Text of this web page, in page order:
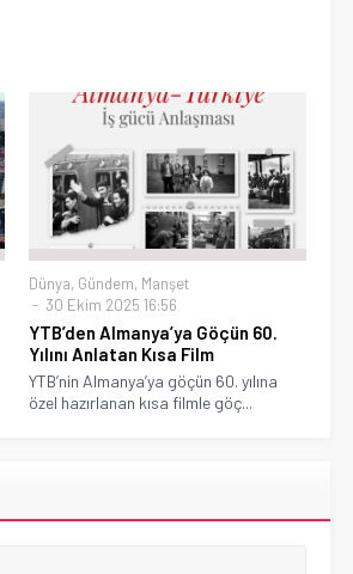
Dünya, Gündem, Manşet
30 Ekim 2025 16:56
YTB’den Almanya’ya Göçün 60.
Yılını Anlatan Kısa Film
YTB’nin Almanya’ya göçün 60. yılına
özel hazırlanan kısa filmle göç...